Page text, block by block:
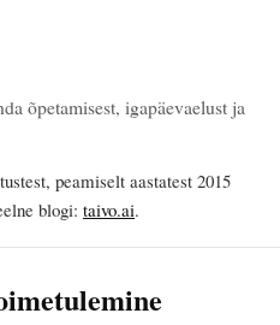
õpetamisest, igapäevaelust ja
peamiselt aastatest 2015
blogi: taivo.ai.